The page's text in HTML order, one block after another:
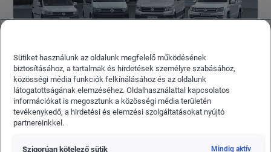
Az előző évhez képest a MAN Truck & Bus márka
kiszállításai 8 százalékkal emelkedtek és elérték a 89 990
járművet. A Scania eredménye 90 780 átadott teherautóra és
buszra nőtt, amely 12 százalékos bővülés. A Volkswagen
Sütiket használunk az oldalunk megfelelő működésének
biztosításához, a tartalmak és hirdetések személyre szabásához,
közösségi média funkciók felkínálásához és az oldalunk
látogatottságának elemzéséhez. Oldalhasználattal kapcsolatos
információkat is megosztunk a közösségi média területén
tevékenykedő, a hirdetési és elemzési szolgáltatásokat nyújtó
partnereinkkel.
Szigorúan kötelező sütik Mindig aktív